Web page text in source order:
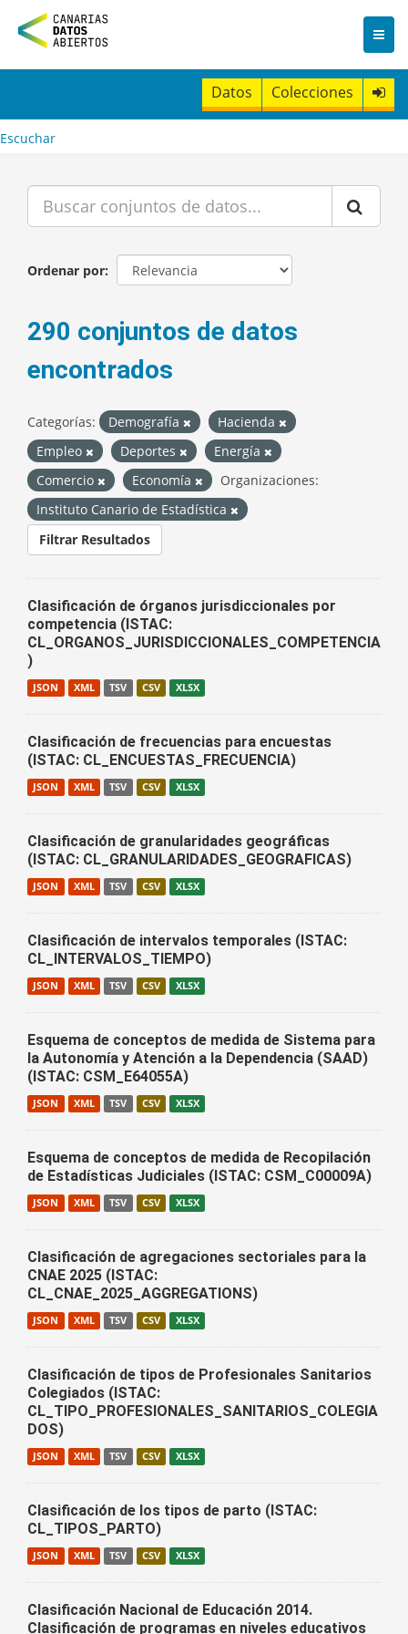
n
t
Datos Colecciones
Escuchar
Ordenar por
290 conjuntos de datos
encontrados
Categorías: Demografía
Hacienda
Empleo
Deportes
Energía
Comercio
Economía
Organizaciones:
Instituto Canario de Estadística
Filtrar Resultados
Clasificación de órganos jurisdiccionales por
competencia (ISTAC:
CL_ORGANOS_JURISDICCIONALES_COMPETENCIA
)
JSON XML TSV CSV XLSX
Clasificación de frecuencias para encuestas
(ISTAC: CL_ENCUESTAS_FRECUENCIA)
JSON XML TSV CSV XLSX
Clasificación de granularidades geográficas
(ISTAC: CL_GRANULARIDADES_GEOGRAFICAS)
JSON XML TSV CSV XLSX
Clasificación de intervalos temporales (ISTAC:
CL_INTERVALOS_TIEMPO)
JSON XML TSV CSV XLSX
Esquema de conceptos de medida de Sistema para
la Autonomía y Atención a la Dependencia (SAAD)
(ISTAC: CSM_E64055A)
JSON XML TSV CSV XLSX
Esquema de conceptos de medida de Recopilación
de Estadísticas Judiciales (ISTAC: CSM_C00009A)
JSON XML TSV CSV XLSX
Clasificación de agregaciones sectoriales para la
CNAE 2025 (ISTAC:
CL_CNAE_2025_AGGREGATIONS)
JSON XML TSV CSV XLSX
Clasificación de tipos de Profesionales Sanitarios
Colegiados (ISTAC:
CL_TIPO_PROFESIONALES_SANITARIOS_COLEGIA
DOS)
JSON XML TSV CSV XLSX
Clasificación de los tipos de parto (ISTAC:
CL_TIPOS_PARTO)
JSON XML TSV CSV XLSX
Clasificación Nacional de Educación 2014.
Clasificación de programas en niveles educativos